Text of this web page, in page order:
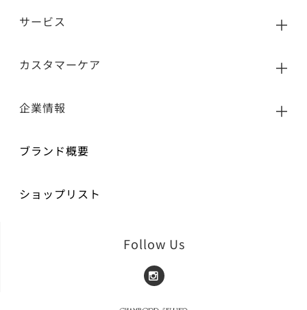
サービス
カスタマーケア
企業情報
ブランド概要
ショップリスト
Follow Us
Instagram